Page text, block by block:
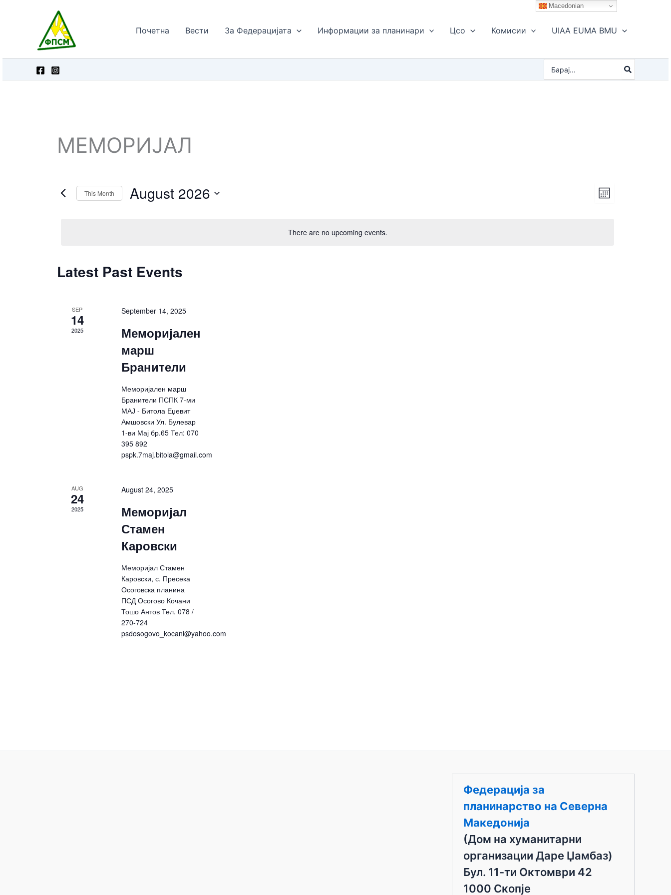
Почетна Вести За Федерацијата Информации за планинари Цсо Комисии UIAA EUMA BMU
for:
МЕМОРИЈАЛ
There are no upcoming events.
Views
Event
Month
This Month August 2026
Calendar
Latest Past Events
SEP
14
2025
September 14, 2025
Меморијален
марш
Бранители
Меморијален марш
Бранители ПСПК 7-ми
МАЈ - Битола Еџевит
Амшовски Ул. Булевар
1-ви Мај бр.65 Тел: 070
395 892
pspk.7maj.bitola@gmail.com
AUG
24
2025
August 24, 2025
Меморијал
Стамен
Каровски
Меморијал Стамен
Каровски, с. Пресека
Осоговска планина
ПСД Осогово Кочани
Тошо Антов Тел. 078 /
270-724
psdosogovo_kocani@yahoo.com
Федерација за
планинарство на Северна
Македонија
(Дом на хуманитарни
организации Даре Џамбаз)
Бул. 11-ти Октомври 42
1000 Скопје
Macedonian